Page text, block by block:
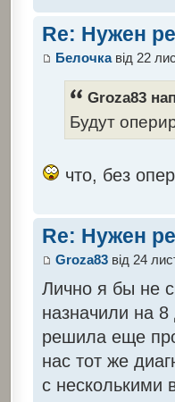
Re: Нужен
Белочкавід 22
Groza83
Будут
что, без
Re: Нужен
Groza83від 24
Лично я бы не
назначили на
решила еще
нас тот же
с несколькими